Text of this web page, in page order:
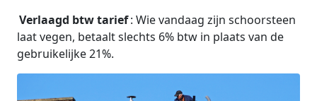
Verlaagd btw tarief: Wie vandaag zijn schoorsteen
laat vegen, betaalt slechts 6% btw in plaats van de
gebruikelijke 21%.